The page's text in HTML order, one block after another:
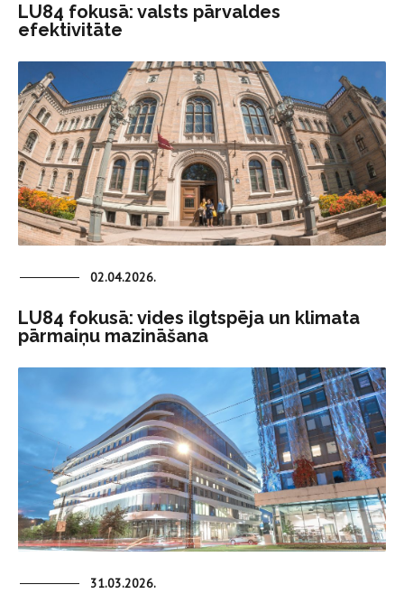
LU84 fokusā: valsts pārvaldes
efektivitāte
02.04.2026.
LU84 fokusā: vides ilgtspēja un klimata
pārmaiņu mazināšana
31.03.2026.